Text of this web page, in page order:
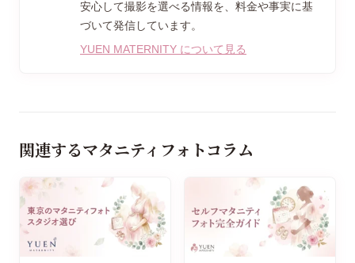
安心して撮影を選べる情報を、料金や事実に基
づいて発信しています。
YUEN MATERNITY について見る
関連するマタニティフォトコラム